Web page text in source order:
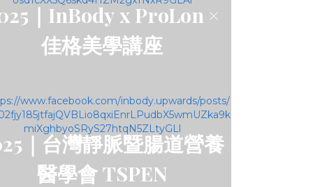
｜InBody x ProLon ×
佳格美學講座
｜台灣靜脈暨腸道營養
醫學會 TSPEN